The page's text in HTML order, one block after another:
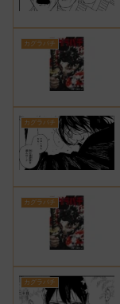
カグラバチ
カグラバチ
カグラバチ
カグラバチ